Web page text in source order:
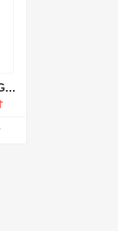
华硕Zenpad 3 8.0(16GB/7.9英寸)